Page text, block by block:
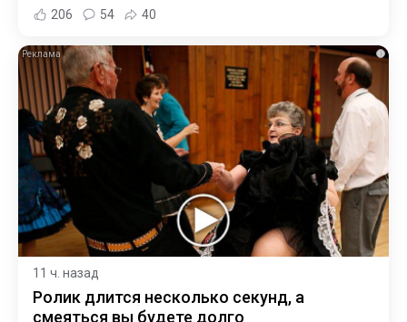
206 54 40
i
11 ч. назад
Ролик длится несколько секунд, а
смеяться вы будете долго